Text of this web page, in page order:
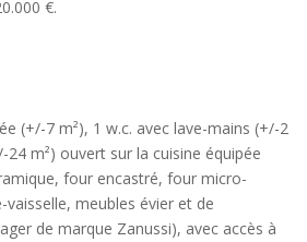
€.
(+/-7 m²), 1 w.c. avec lave-mains (+/-2
m²) ouvert sur la cuisine équipée
four encastré, four micro-
meubles évier et de
de marque Zanussi), avec accès à